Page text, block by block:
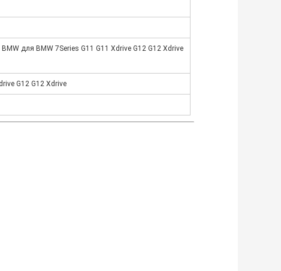
для BMW 7Series G11 G11 Xdrive G12 G12 Xdrive
G12 G12 Xdrive